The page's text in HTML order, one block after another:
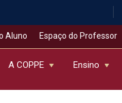
Aluno Espaço do Professor
A COPPE Ensino